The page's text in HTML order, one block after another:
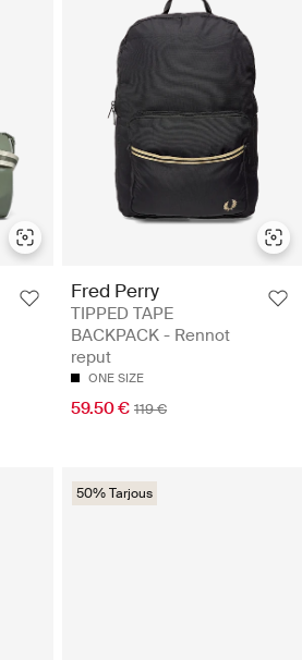
Fred Perry
TIPPED TAPE
BACKPACK - Rennot
reput
ONE SIZE
59.50 € 119 €
50% Tarjous